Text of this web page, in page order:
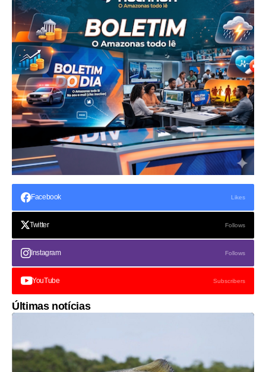
Facebook Likes
Twitter Follows
Instagram Follows
YouTube Subscribers
Últimas notícias